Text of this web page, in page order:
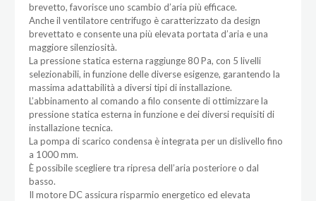
brevetto, favorisce uno scambio d’aria più efficace.
Anche il ventilatore centrifugo è caratterizzato da design
brevettato e consente una più elevata portata d’aria e una
maggiore silenziosità.
La pressione statica esterna raggiunge 80 Pa, con 5 livelli
selezionabili, in funzione delle diverse esigenze, garantendo la
massima adattabilità a diversi tipi di installazione.
L’abbinamento al comando a filo consente di ottimizzare la
pressione statica esterna in funzione e dei diversi requisiti di
installazione tecnica.
La pompa di scarico condensa è integrata per un dislivello fino
a 1000 mm.
È possibile scegliere tra ripresa dell’aria posteriore o dal
basso.
Il motore DC assicura risparmio energetico ed elevata